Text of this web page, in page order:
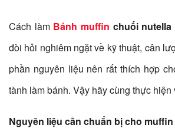
Cách làm Bánh muffin chuối nutella
đòi hỏi nghiêm ngặt về kỹ thuật, cân
phần nguyên liệu nên rất thích hợp
tành làm bánh. Vậy hãy cùng thực hiện
Nguyên liệu cần chuẩn bị cho